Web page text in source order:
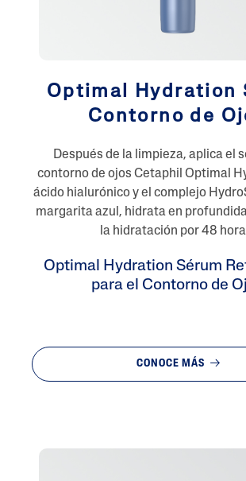
Optimal Hydration
Contorno de
Después de la limpieza, aplica el
contorno de ojos Cetaphil Optimal
ácido hialurónico y el complejo
margarita azul, hidrata en
la hidratación por 48
Optimal Hydration Sérum
para el Contorno de
CONOCE MÁS